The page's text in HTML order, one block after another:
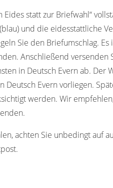
Eides statt zur Briefwahl“
und die eidesstattliche
Sie den Briefumschlag.
Anschließend
in Deutsch Evern ab. Der
Deutsch Evern vorliegen.
werden. Wir
achten Sie unbedingt auf